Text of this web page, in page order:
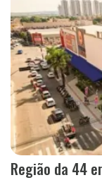
Região da 44